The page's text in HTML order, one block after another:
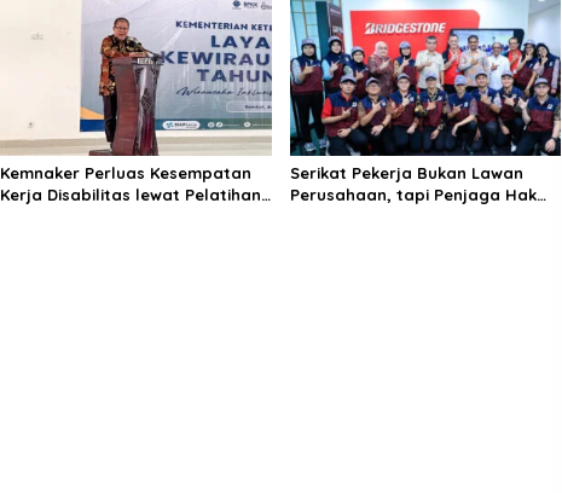
Kemnaker Perluas Kesempatan
Kerja Disabilitas lewat Pelatihan
Serikat Pekerja Bukan Lawan
Perusahaan, tapi Penjaga Hak